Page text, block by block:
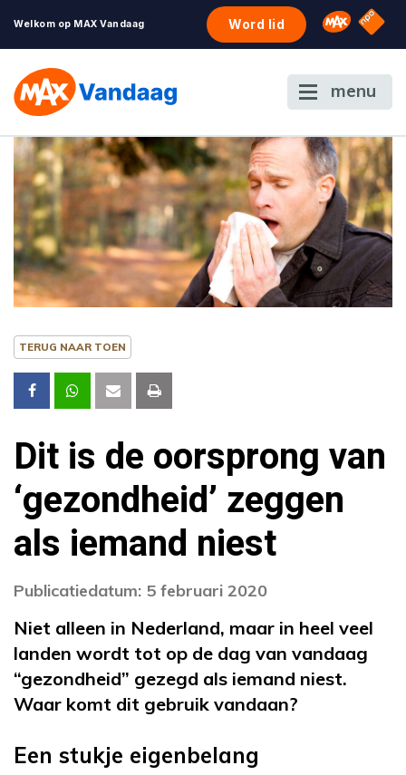
Welkom op MAX Vandaag Word lid Omroep
NPO
menu
TERUG NAAR TOEN
Dit is de oorsprong van
‘gezondheid’ zeggen
als iemand niest
Publicatiedatum: 5 februari 2020
Niet alleen in Nederland, maar in heel veel
landen wordt tot op de dag van vandaag
“gezondheid” gezegd als iemand niest.
Waar komt dit gebruik vandaan?
Een stukje eigenbelang